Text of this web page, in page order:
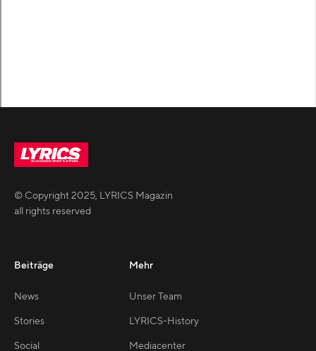
© Copyright2025, LYRICS Magazin
all rights reserved
Beiträge
News
Stories
Social
Mehr
Unser Team
LYRICS-History
Mediacenter